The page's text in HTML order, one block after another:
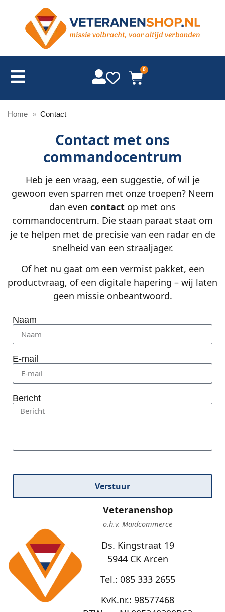
0
Home » Contact
Contact met ons
commandocentrum
Heb je een vraag, een suggestie, of wil je
gewoon even sparren met onze troepen? Neem
dan even contact op met ons
commandocentrum. Die staan paraat staat om
je te helpen met de precisie van een radar en de
snelheid van een straaljager.
Of het nu gaat om een vermist pakket, een
productvraag, of een digitale hapering – wij laten
geen missie onbeantwoord.
Veteranenshop
o.h.v. Maidcommerce
Ds. Kingstraat 19
5944 CK Arcen
Tel.: 085 333 2655
KvK.nr.: 98577468
Naam
E-mail
Bericht
Verstuur